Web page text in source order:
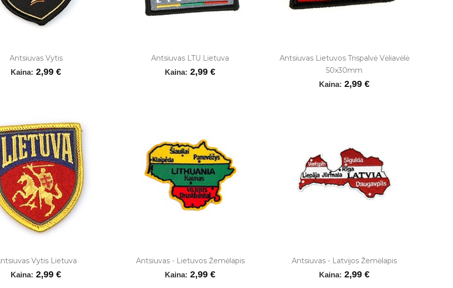
Antsiuvas Vytis
Kaina: 2,99 €
Antsiuvas LTU Lietuva
Kaina: 2,99 €
Antsiuvas Lietuvos Trispalvė Vėliavėlė
50x30mm
Kaina: 2,99 €
Vytis Lietuva
Kaina: 2,99 €
Antsiuvas - Lietuvos Žemėlapis
Kaina: 2,99 €
Antsiuvas - Latvijos Žemėlapis
Kaina: 2,99 €